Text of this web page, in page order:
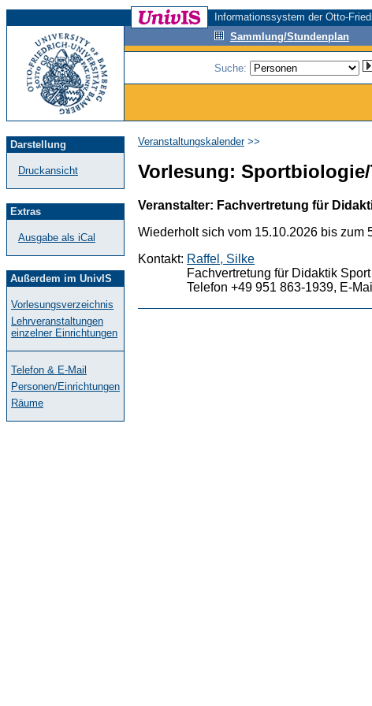
Informationssystem der Otto-
Sammlung/Stundenplan
Suche:
Darstellung
Druckansicht
Extras
Ausgabe als iCal
Außerdem im UnivIS
Vorlesungsverzeichnis
Lehrveranstaltungen
einzelner Einrichtungen
Telefon & E-Mail
Personen/Einrichtungen
Räume
Veranstaltungskalender>>
Vorlesung:
Veranstalter: Fachvertretung für
Wiederholt sich vom 15.10.2026 bis zum
Kontakt: Raffel, Silke
Fachvertretung für Didaktik Sport
Telefon +49 951 863-1939, E-